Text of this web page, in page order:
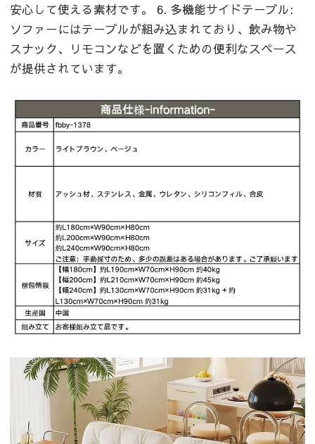
安心して使える素材です。 6. 多機能サイドテーブル:
ソファーにはテーブルが組み込まれており、飲み物や
スナック、リモコンなどを置くための便利なスペース
が提供されています。